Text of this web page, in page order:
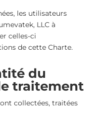
les utilisateurs
LLC à
celles-ci
de cette Charte.
du
traitement
collectées, traitées